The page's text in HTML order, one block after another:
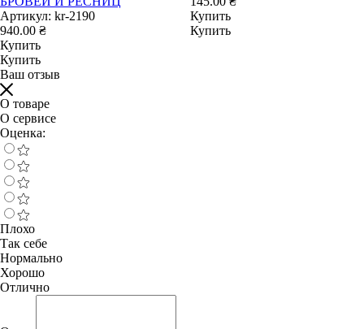
Артикул: kr-2190
940.00 ₴
Купить
Купить
Купить
Купить
Ваш отзыв
О товаре
О сервисе
Оценка:
Плохо
Так себе
Нормально
Хорошо
Отлично